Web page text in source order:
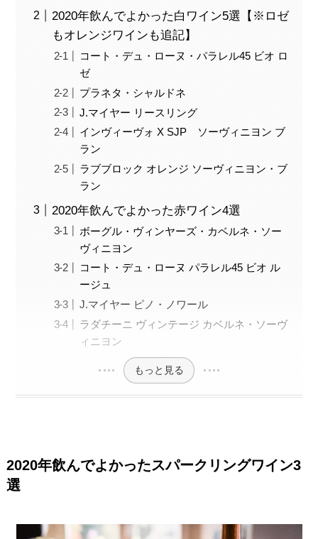
2020年飲んでよかった白ワイン5選【※ロゼ
もオレンジワインも追記】
コート・デュ・ローヌ・パラレル45 ビオ ロ
ゼ
プラネタ・シャルドネ
J.マイヤー リースリング
インヴィーヴォ X SJP ソーヴィニヨン ブ
ラン
ラブブロック オレンジ ソーヴィニヨン・ブ
ラン
2020年飲んでよかった赤ワイン4選
ボーグル・ヴィンヤーズ・カベルネ・ソー
ヴィニヨン
コート・デュ・ローヌ パラレル45 ビオ ル
ージュ
J.マイヤー ピノ・ノワール
ラダチーニ ヴィンテージ カベルネ・ソーヴ
ィニヨン
もっと見る
2020年飲んでよかったスパークリングワイン3
選